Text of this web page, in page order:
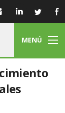
MENÚ